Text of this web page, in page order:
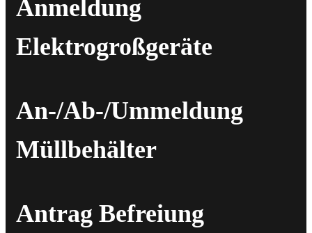
Anmeldung
Elektrogroßgeräte
An-/Ab-/Ummeldung
Müllbehälter
Antrag Befreiung